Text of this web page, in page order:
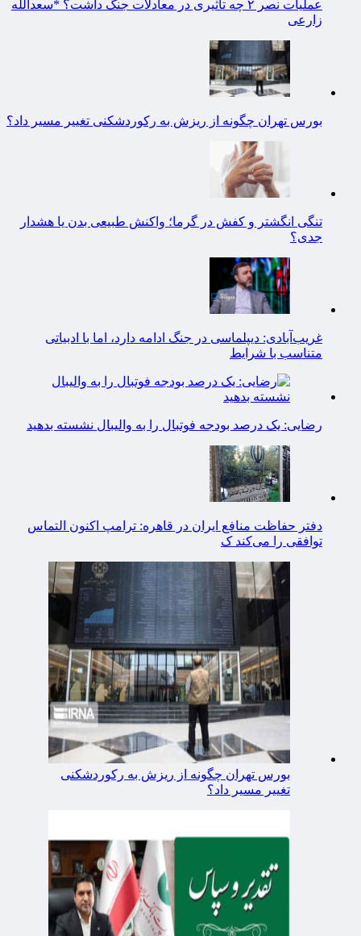
عملیات نصر ۲ چه تاثیری در معادلات جنگ داشت؟ *سعدالله
زارعی
بورس تهران چگونه از ریزش به رکوردشکنی تغییر مسیر داد؟
تنگی انگشتر و کفش در گرما؛ واکنش طبیعی بدن یا هشدار
جدی؟
غریب‌آبادی: دیپلماسی در جنگ ادامه دارد، اما با ادبیاتی
متناسب با شرایط
رضایی: یک درصد بودجه فوتبال را به والیبال نشسته بدهید
دفتر حفاظت منافع ایران در قاهره: ترامپ اکنون التماس
توافقی را می‌کند ک
بورس تهران چگونه از ریزش به رکوردشکنی
تغییر مسیر داد؟